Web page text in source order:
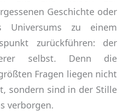
Geschichte oder
Universums zu einem
zurückführen: der
selbst. Denn die
Fragen liegen nicht
sondern sind in der Stille
verborgen.